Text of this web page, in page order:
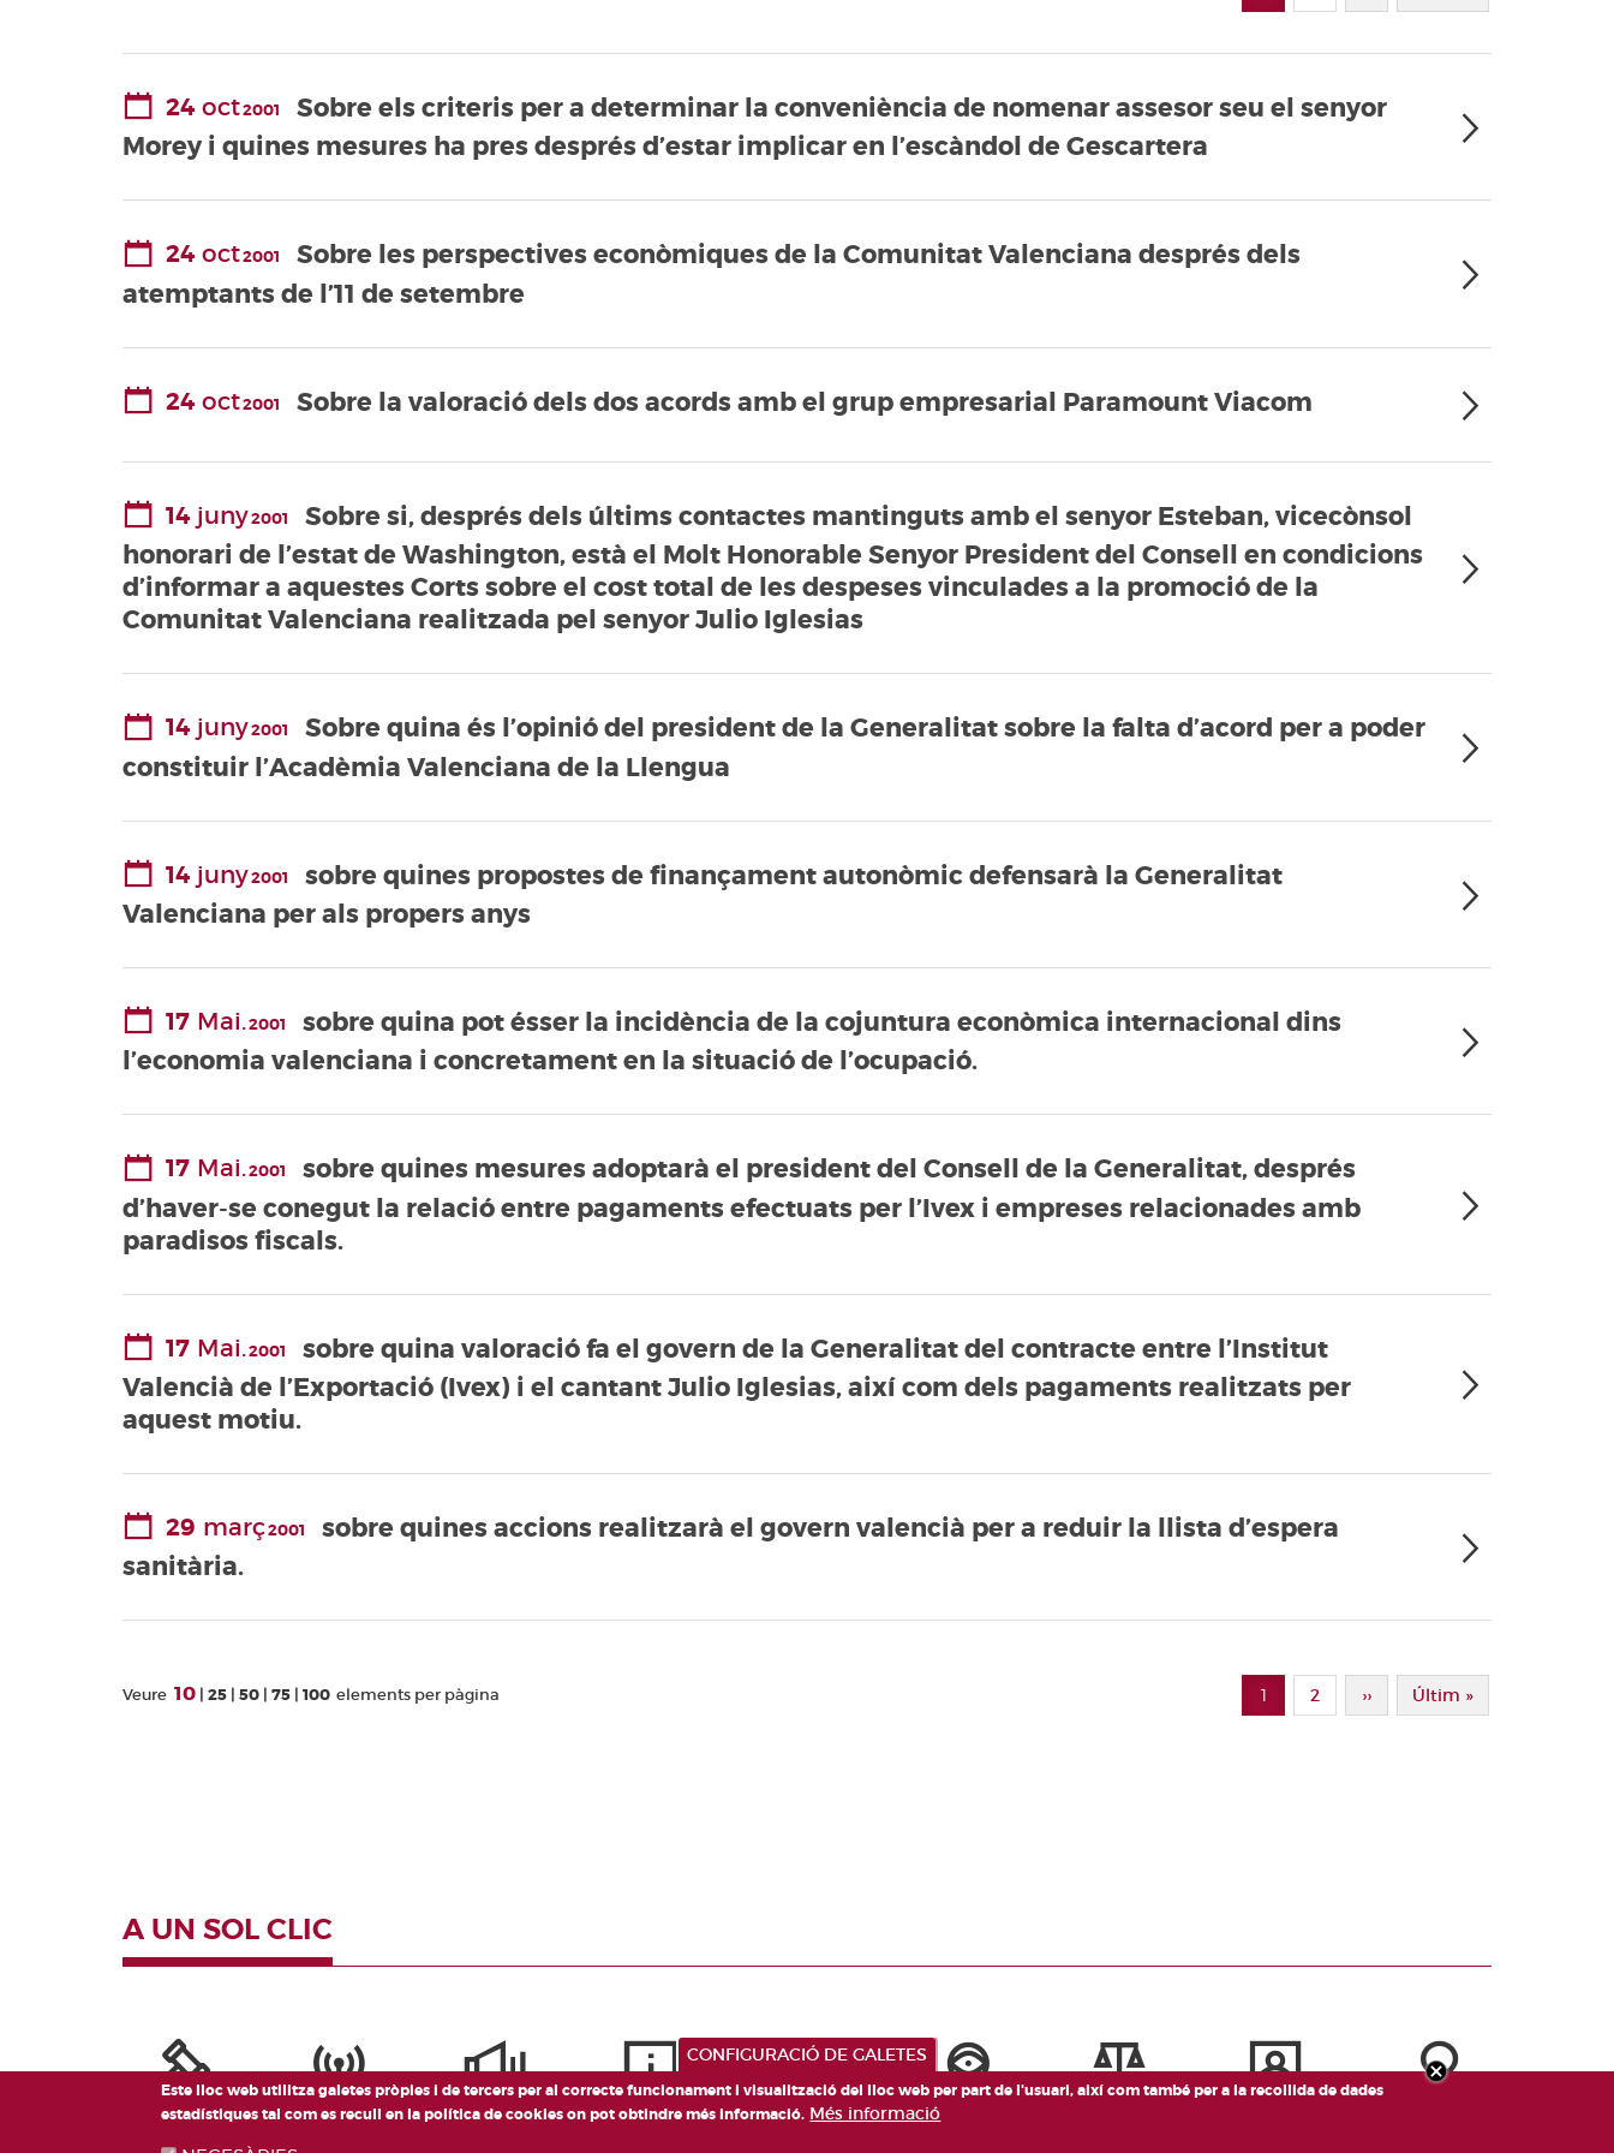
Corts Forals
Altres
publicacions
Informació i
24 oct2001
Sobre els criteris per a determinar la conveniència de nomenar assesor seu el senyor
Morey i quines mesures ha pres després d’estar implicar en l’escàndol de Gescartera
24 oct2001
Sobre les perspectives econòmiques de la Comunitat Valenciana després dels
atemptants de l’11 de setembre
24 oct2001 Sobre la valoració dels dos acords amb el grup empresarial Paramount Viacom
14 juny2001
Sobre si, després dels últims contactes mantinguts amb el senyor Esteban, vicecònsol
honorari de l’estat de Washington, està el Molt Honorable Senyor President del Consell en condicions
d’informar a aquestes Corts sobre el cost total de les despeses vinculades a la promoció de la
Comunitat Valenciana realitzada pel senyor Julio Iglesias
14 juny2001
Sobre quina és l’opinió del president de la Generalitat sobre la falta d’acord per a poder
constituir l’Acadèmia Valenciana de la Llengua
14 juny2001
sobre quines propostes de finançament autonòmic defensarà la Generalitat
Valenciana per als propers anys
17 Mai.2001
sobre quina pot ésser la incidència de la cojuntura econòmica internacional dins
l’economia valenciana i concretament en la situació de l’ocupació.
17 Mai.2001
sobre quines mesures adoptarà el president del Consell de la Generalitat, després
d’haver-se conegut la relació entre pagaments efectuats per l’Ivex i empreses relacionades amb
paradisos fiscals.
17 Mai.2001
sobre quina valoració fa el govern de la Generalitat del contracte entre l’Institut
Valencià de l’Exportació (Ivex) i el cantant Julio Iglesias, així com dels pagaments realitzats per
aquest motiu.
29 març2001
sobre quines accions realitzarà el govern valencià per a reduir la llista d’espera
sanitària.
Pàgina actual
1 Page
2 Pàgina Següent
›› Última Pàgina
Últim »
Veure 10 25 50 75 100 elements per pàgina
A UN SOL CLIC
CONFIGURACIÓ DE GALETES
Este lloc web utilitza galetes pròpies i de tercers per al correcte funcionament i visualització del lloc web per part de l'usuari, així com també per a la recollida de dades
estadístiques tal com es recull en la política de cookies on pot obtindre més informació. Més informació